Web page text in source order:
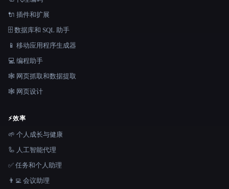
🔌 插件和扩展
🗄️ 数据库和 SQL 助手
📱 移动应用程序生成器
💻 编程助手
🕸️ 网页抓取和数据提取
🕸 网页设计
⚡效率
🌱 个人成长与健康
🦾 人工智能代理
✅ 任务和个人助理
👨‍💻 会议助理